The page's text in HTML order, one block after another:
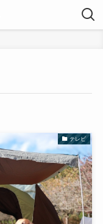
テレビ